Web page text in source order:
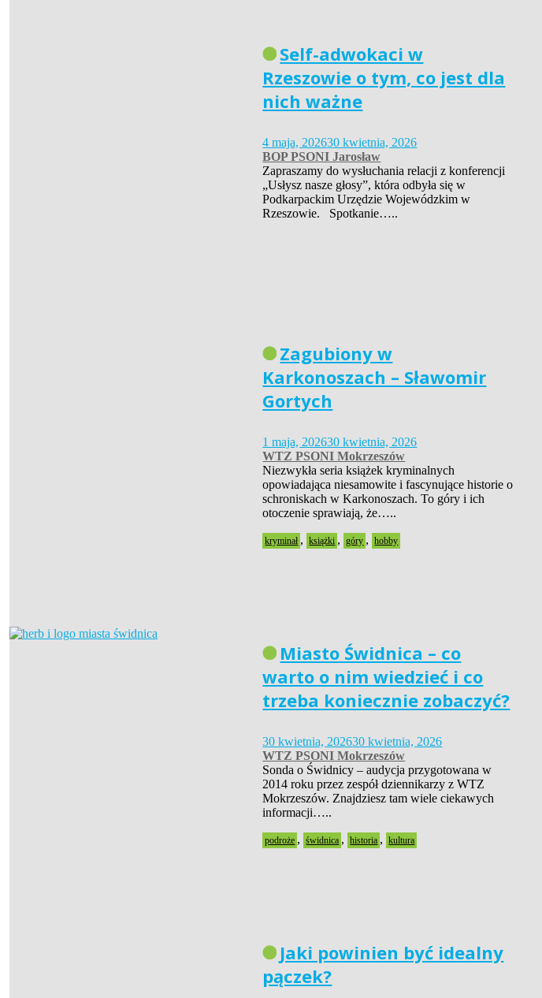
Self-adwokaci w
Rzeszowie o tym, co jest dla
nich ważne
4 maja, 202630 kwietnia, 2026
BOP PSONI Jarosław
Zapraszamy do wysłuchania relacji z konferencji
„Usłysz nasze głosy”, która odbyła się w
Podkarpackim Urzędzie Wojewódzkim w
Rzeszowie. Spotkanie…..
Zagubiony w
Karkonoszach – Sławomir
Gortych
1 maja, 202630 kwietnia, 2026
WTZ PSONI Mokrzeszów
Niezwykła seria książek kryminalnych
opowiadająca niesamowite i fascynujące historie o
schroniskach w Karkonoszach. To góry i ich
otoczenie sprawiają, że…..
kryminał , książki , góry , hobby
Miasto Świdnica – co
warto o nim wiedzieć i co
trzeba koniecznie zobaczyć?
30 kwietnia, 202630 kwietnia, 2026
WTZ PSONI Mokrzeszów
Sonda o Świdnicy – audycja przygotowana w
2014 roku przez zespół dziennikarzy z WTZ
Mokrzeszów. Znajdziesz tam wiele ciekawych
informacji…..
podroże , świdnica , historia , kultura
Jaki powinien być idealny
pączek?